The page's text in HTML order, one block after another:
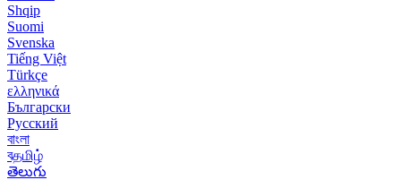
Shqip
Suomi
Svenska
Tiếng Việt
Türkçe
ελληνικά
Български
Русский
বাংলা
বதமிழ்
తెలుగు